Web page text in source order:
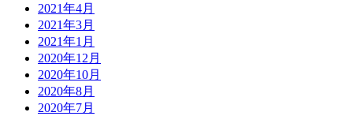
2021年4月
2021年3月
2021年1月
2020年12月
2020年10月
2020年8月
2020年7月